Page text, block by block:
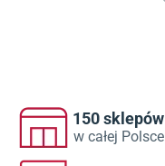
150 sklepów
w całej Polsce